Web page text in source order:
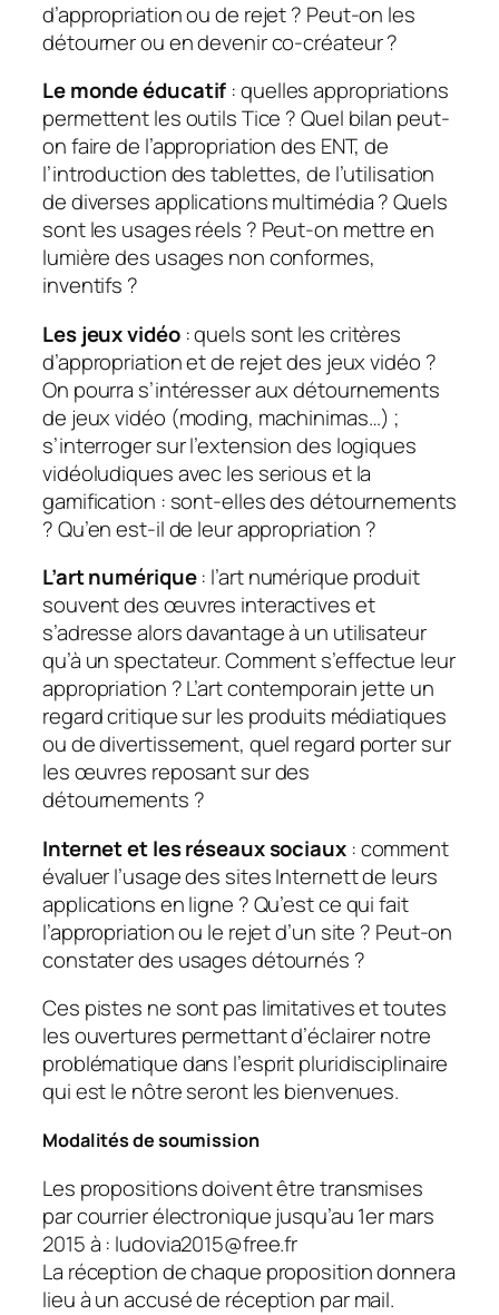
d’appropriation ou de rejet ? Peut-on les
détourner ou en devenir co-créateur ?
Le monde éducatif : quelles appropriations
permettent les outils Tice ? Quel bilan peut-
on faire de l’appropriation des ENT, de
l’introduction des tablettes, de l’utilisation
de diverses applications multimédia ? Quels
sont les usages réels ? Peut-on mettre en
lumière des usages non conformes,
inventifs ?
Les jeux vidéo: quels sont les critères
d’appropriation et de rejet des jeux vidéo ?
On pourra s’intéresser aux détournements
de jeux vidéo (moding, machinimas…) ;
s’interroger sur l’extension des logiques
vidéoludiques avec les serious et la
gamification : sont-elles des détournements
? Qu’en est-il de leur appropriation ?
L’art numérique: l’art numérique produit
souvent des œuvres interactives et
s’adresse alors davantage à un utilisateur
qu’à un spectateur. Comment s’effectue leur
appropriation ? L’art contemporain jette un
regard critique sur les produits médiatiques
ou de divertissement, quel regard porter sur
les œuvres reposant sur des
détournements ?
Internet et les réseaux sociaux : comment
évaluer l’usage des sites Internett de leurs
applications en ligne ? Qu’est ce qui fait
l’appropriation ou le rejet d’un site ? Peut-on
constater des usages détournés ?
Ces pistes ne sont pas limitatives et toutes
les ouvertures permettant d’éclairer notre
problématique dans l’esprit pluridisciplinaire
qui est le nôtre seront les bienvenues.
Modalités de soumission
Les propositions doivent être transmises
par courrier électronique jusqu’au 1er mars
2015 à : ludovia2015@free.fr
La réception de chaque proposition donnera
lieu à un accusé de réception par mail.